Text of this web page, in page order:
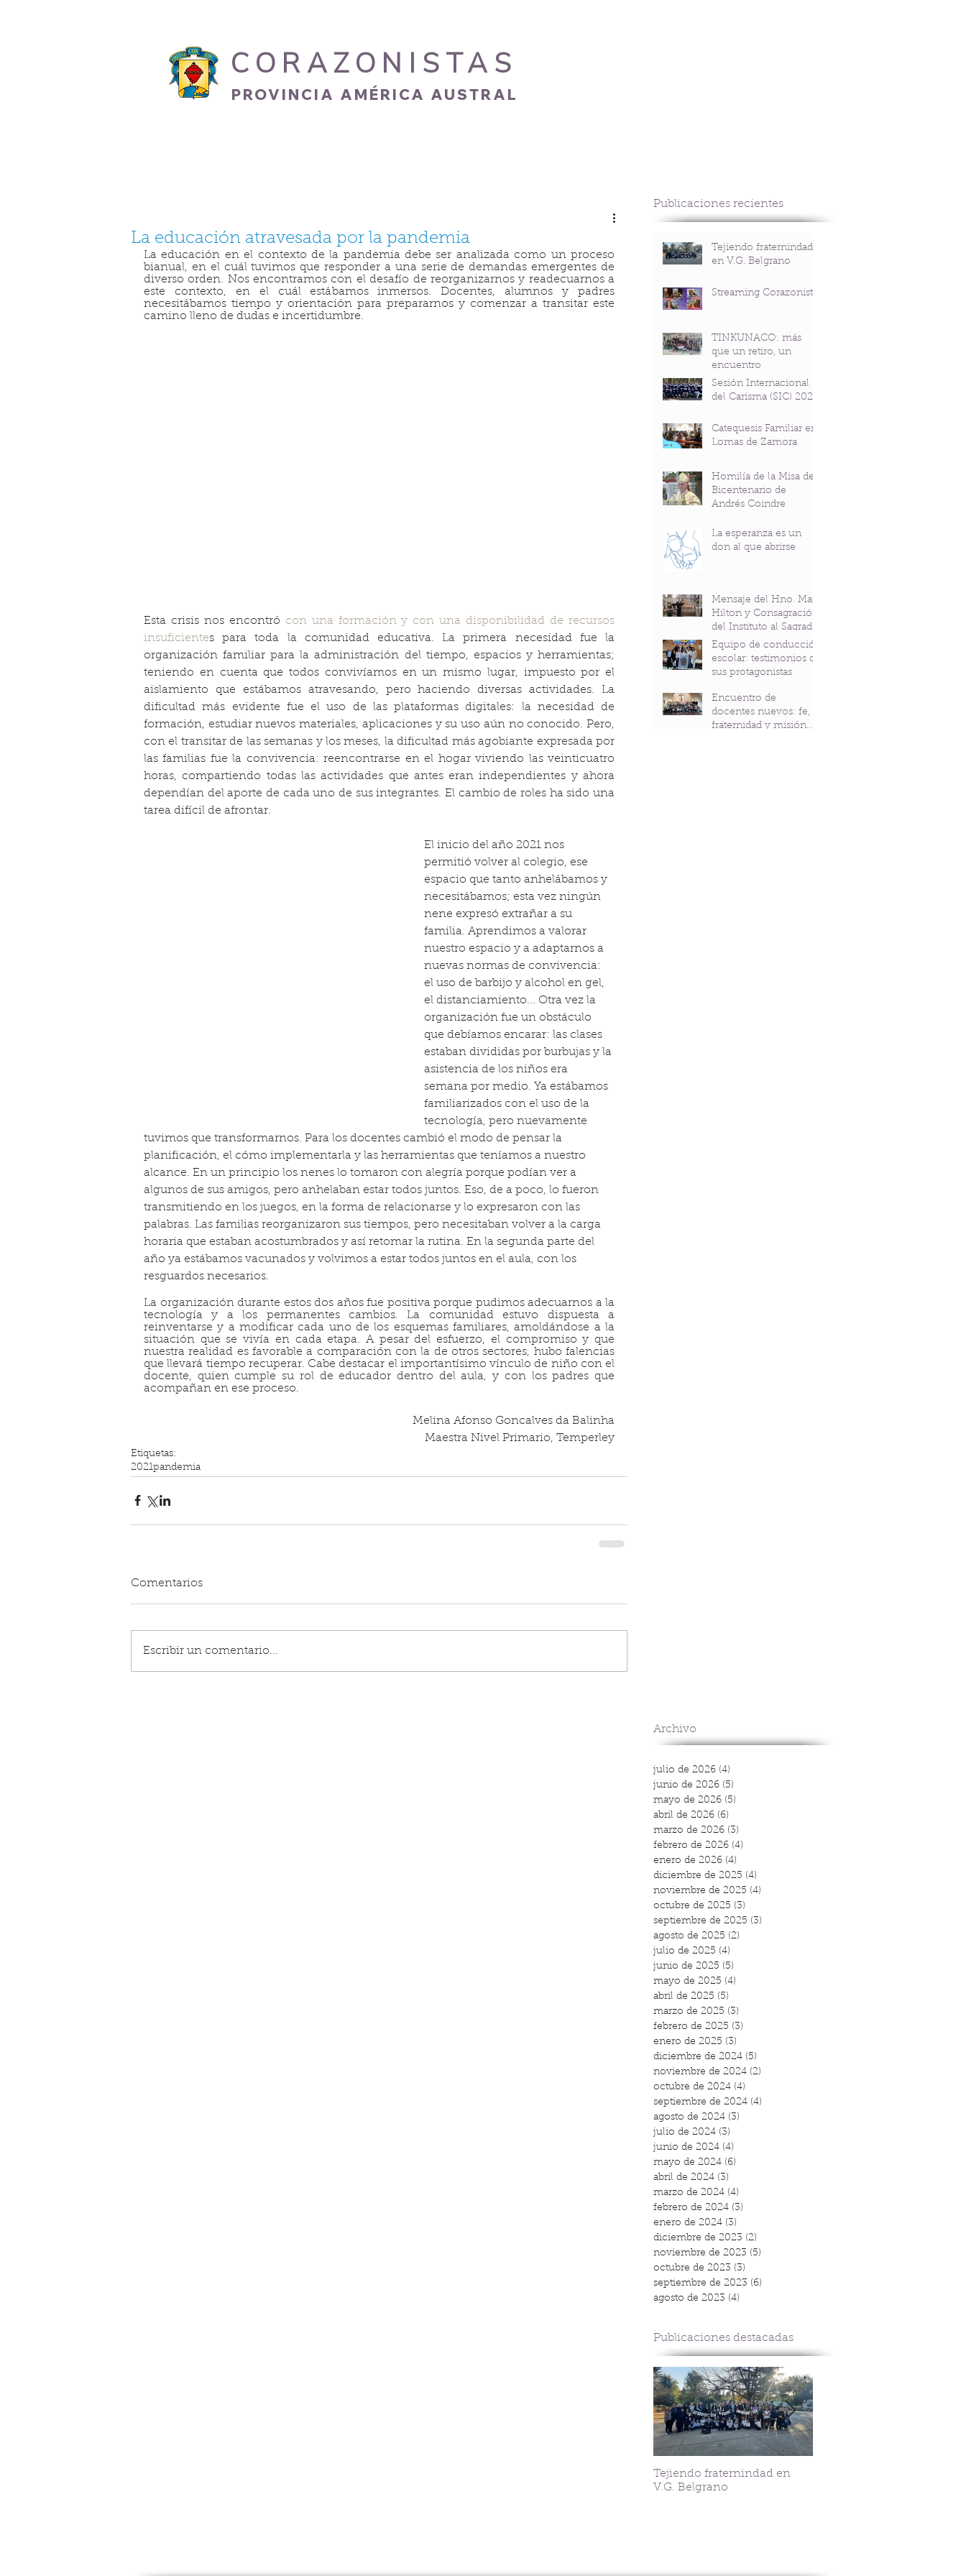
CORAZONISTAS
PROVINCIA AMÉRICA AUSTRAL
La educación atravesada por la pandemia
La educación en el contexto de la pandemia debe ser analizada como un proceso
bianual, en el cuál tuvimos que responder a una serie de demandas emergentes de
diverso orden. Nos encontramos con el desafío de reorganizarnos y readecuarnos a
este contexto, en el cuál estábamos inmersos. Docentes, alumnos y padres
necesitábamos tiempo y orientación para prepararnos y comenzar a transitar este
camino lleno de dudas e incertidumbre.
Esta crisis nos encontró con una formación y con una disponibilidad de recursos
insuficientes para toda la comunidad educativa. La primera necesidad fue la
organización familiar para la administración del tiempo, espacios y herramientas;
teniendo en cuenta que todos convivíamos en un mismo lugar, impuesto por el
aislamiento que estábamos atravesando, pero haciendo diversas actividades. La
dificultad más evidente fue el uso de las plataformas digitales: la necesidad de
formación, estudiar nuevos materiales, aplicaciones y su uso aún no conocido. Pero,
con el transitar de las semanas y los meses, la dificultad más agobiante expresada por
las familias fue la convivencia: reencontrarse en el hogar viviendo las veinticuatro
horas, compartiendo todas las actividades que antes eran independientes y ahora
dependían del aporte de cada uno de sus integrantes. El cambio de roles ha sido una
tarea difícil de afrontar.
El inicio del año 2021 nos
permitió volver al colegio, ese
espacio que tanto anhelábamos y
necesitábamos; esta vez ningún
nene expresó extrañar a su
familia. Aprendimos a valorar
nuestro espacio y a adaptarnos a
nuevas normas de convivencia:
el uso de barbijo y alcohol en gel,
el distanciamiento... Otra vez la
organización fue un obstáculo
que debíamos encarar: las clases
estaban divididas por burbujas y la
asistencia de los niños era
semana por medio. Ya estábamos
familiarizados con el uso de la
tecnología, pero nuevamente
tuvimos que transformarnos. Para los docentes cambió el modo de pensar la
planificación, el cómo implementarla y las herramientas que teníamos a nuestro
alcance. En un principio los nenes lo tomaron con alegría porque podían ver a
algunos de sus amigos, pero anhelaban estar todos juntos. Eso, de a poco, lo fueron
transmitiendo en los juegos, en la forma de relacionarse y lo expresaron con las
palabras. Las familias reorganizaron sus tiempos, pero necesitaban volver a la carga
horaria que estaban acostumbrados y así retomar la rutina. En la segunda parte del
año ya estábamos vacunados y volvimos a estar todos juntos en el aula, con los
resguardos necesarios.
La organización durante estos dos años fue positiva porque pudimos adecuarnos a la
tecnología y a los permanentes cambios. La comunidad estuvo dispuesta a
reinventarse y a modificar cada uno de los esquemas familiares, amoldándose a la
situación que se vivía en cada etapa. A pesar del esfuerzo, el compromiso y que
nuestra realidad es favorable a comparación con la de otros sectores, hubo falencias
que llevará tiempo recuperar. Cabe destacar el importantísimo vínculo de niño con el
docente, quien cumple su rol de educador dentro del aula, y con los padres que
acompañan en ese proceso.
Melina Afonso Goncalves da Balinha
Maestra Nivel Primario, Temperley
Etiquetas:
2021pandemia
Comentarios
Escribir un comentario...
Publicaciones recientes
Tejiendo fraternindad
en V.G. Belgrano
Streaming Corazonista
TINKUNACO: más
que un retiro, un
encuentro
Sesión Internacional
del Carisma (SIC) 2026
Catequesis Familiar en
Lomas de Zamora
Homilía de la Misa del
Bicentenario de
Andrés Coindre
La esperanza es un
don al que abrirse
Mensaje del Hno. Mark
Hilton y Consagración
del Instituto al Sagrado
Corazón en el
Bicentenario del P.
Andrés Coindre
Equipo de conducción
escolar: testimonios de
sus protagonistas
Encuentro de
docentes nuevos: fe,
fraternidad y misión
Archivo
julio de 2026 (4)
junio de 2026 (5)
mayo de 2026 (5)
abril de 2026 (6)
marzo de 2026 (3)
febrero de 2026 (4)
enero de 2026 (4)
diciembre de 2025 (4)
noviembre de 2025 (4)
octubre de 2025 (3)
septiembre de 2025 (3)
agosto de 2025 (2)
julio de 2025 (4)
junio de 2025 (5)
mayo de 2025 (4)
abril de 2025 (5)
marzo de 2025 (3)
febrero de 2025 (3)
enero de 2025 (3)
diciembre de 2024 (5)
noviembre de 2024 (2)
octubre de 2024 (4)
septiembre de 2024 (4)
agosto de 2024 (3)
julio de 2024 (3)
junio de 2024 (4)
mayo de 2024 (6)
abril de 2024 (3)
marzo de 2024 (4)
febrero de 2024 (3)
enero de 2024 (3)
diciembre de 2023 (2)
noviembre de 2023 (5)
octubre de 2023 (3)
septiembre de 2023 (6)
agosto de 2023 (4)
Publicaciones destacadas
Tejiendo fraternindad en
V.G. Belgrano